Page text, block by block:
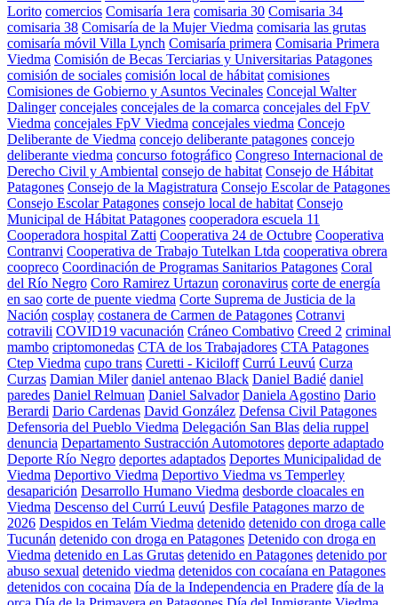
Lorito comercios Comisaría 1era comisaria 30 Comisaria 34
comisaria 38 Comisaría de la Mujer Viedma comisaria las grutas
comisaría móvil Villa Lynch Comisaría primera Comisaria Primera
Viedma Comisión de Becas Terciarias y Universitarias Patagones
comisión de sociales comisión local de hábitat comisiones
Comisiones de Gobierno y Asuntos Vecinales Concejal Walter
Dalinger concejales concejales de la comarca concejales del FpV
Viedma concejales FpV Viedma concejales viedma Concejo
Deliberante de Viedma concejo deliberante patagones concejo
deliberante viedma concurso fotográfico Congreso Internacional de
Derecho Civil y Ambiental consejo de habitat Consejo de Hábitat
Patagones Consejo de la Magistratura Consejo Escolar de Patagones
Consejo Escolar Patagones consejo local de habitat Consejo
Municipal de Hábitat Patagones cooperadora escuela 11
Cooperadora hospital Zatti Cooperativa 24 de Octubre Cooperativa
Contranvi Cooperativa de Trabajo Tutelkan Ltda cooperativa obrera
coopreco Coordinación de Programas Sanitarios Patagones Coral
del Río Negro Coro Ramirez Urtazun coronavirus corte de energía
en sao corte de puente viedma Corte Suprema de Justicia de la
Nación cosplay costanera de Carmen de Patagones Cotranvi
cotravili COVID19 vacunación Cráneo Combativo Creed 2 criminal
mambo criptomonedas CTA de los Trabajadores CTA Patagones
Ctep Viedma cupo trans Curetti - Kiciloff Currú Leuvú Curza
Curzas Damian Miler daniel antenao Black Daniel Badié daniel
paredes Daniel Relmuan Daniel Salvador Daniela Agostino Dario
Berardi Dario Cardenas David González Defensa Civil Patagones
Defensoria del Pueblo Viedma Delegación San Blas delia ruppel
denuncia Departamento Sustracción Automotores deporte adaptado
Deporte Río Negro deportes adaptados Deportes Municipalidad de
Viedma Deportivo Viedma Deportivo Viedma vs Temperley
desaparición Desarrollo Humano Viedma desborde cloacales en
Viedma Descenso del Currú Leuvú Desfile Patagones marzo de
2026 Despidos en Telám Viedma detenido detenido con droga calle
Tucunán detenido con droga en Patagones Detenido con droga en
Viedma detenido en Las Grutas detenido en Patagones detenido por
abuso sexual detenido viedma detenidos con cocaíana en Patagones
detenidos con cocaina Día de la Independencia en Pradere día de la